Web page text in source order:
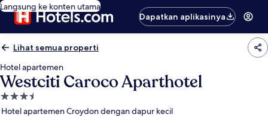
Langsung ke konten utama
Dapatkan aplikasinya
Lihat semua properti
Hotel apartemen
Westciti Caroco Aparthotel
Properti
bintang
Hotel apartemen Croydon dengan dapur kecil